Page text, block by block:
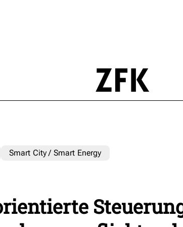
Smart City / Smart Energy